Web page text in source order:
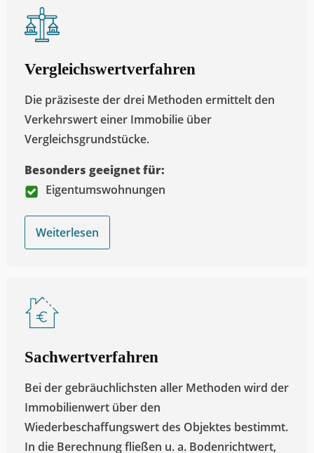
Vergleichswertverfahren
Die präziseste der drei Methoden ermittelt den
Verkehrswert einer Immobilie über
Vergleichsgrundstücke.
Besonders geeignet für:
Eigentumswohnungen
Weiterlesen
Sachwertverfahren
Bei der gebräuchlichsten aller Methoden wird der
Immobilienwert über den
Wiederbeschaffungswert des Objektes bestimmt.
In die Berechnung fließen u. a. Bodenrichtwert,